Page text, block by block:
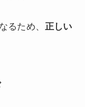
るため、 正しい